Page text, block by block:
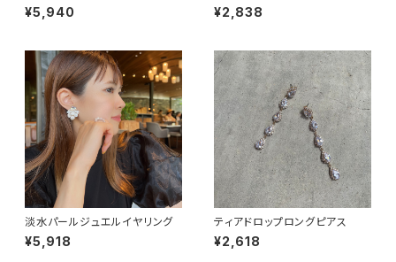
¥5,940 ¥2,838
淡水パールジュエルイヤリング
¥5,918
ティアドロップロングピアス
¥2,618